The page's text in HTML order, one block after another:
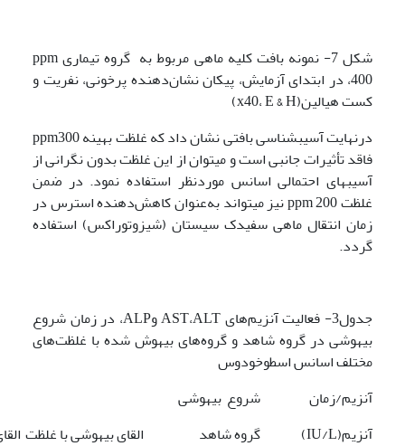
شکل 7- نمونه بافت کلیه ماهی مربوط به گروه تیماری ppm
400، در ابتدای آزمایش، پیکان نشان‌دهنده پرخونی، نفریت و
کست هیالین(x40، E & H)
درنهایت آسیب­شناسی بافتی نشان داد که غلظت بهینه ppm300
فاقد تأثیرات جانبی است و می­توان از این غلظت بدون نگرانی از
آسیب­های احتمالی اسانس موردنظر استفاده نمود. در ضمن
غلظت ppm 200 نیز می­تواند به‌عنوان کاهش‌دهنده استرس در
زمان انتقال ماهی سفیدک سیستان (شیزوتوراکس) استفاده
گردد.
جدول3- فعالیت آنزیم‌های AST،ALT وALP، در زمان شروع
بیهوشی در گروه شاهد و گروه‌های بیهوش شده با غلظت‌های
مختلف اسانس اسطوخودوس
آنزیم/زمان
شروع بیهوشی
آنزیم(IU/L)
گروه شاهد القای بیهوشی با غلظت